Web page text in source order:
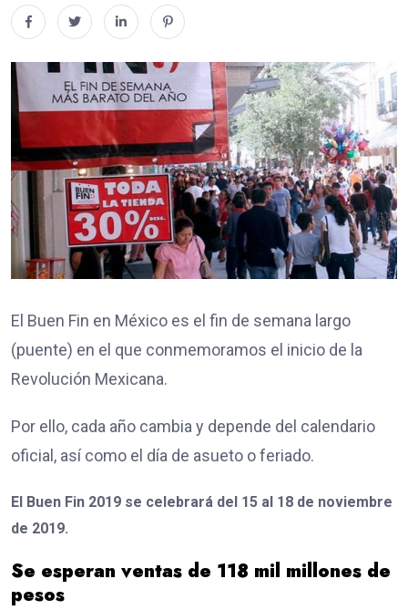
El Buen Fin en México es el fin de semana largo
(puente) en el que conmemoramos el inicio de la
Revolución Mexicana.
Por ello, cada año cambia y depende del calendario
oficial, así como el día de asueto o feriado.
El Buen Fin 2019 se celebrará del 15 al 18 de noviembre
de 2019.
Se esperan ventas de 118 mil millones de
pesos